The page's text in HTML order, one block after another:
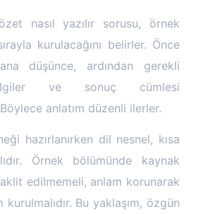
nasıl yazılır sorusu, örnek
kurulacağını belirler. Önce
düşünce, ardından gerekli
ve sonuç cümlesi
Böylece anlatım düzenli ilerler.
hazırlanırken dil nesnel, kısa
Örnek bölümünde kaynak
edilmemeli, anlam korunarak
kurulmalıdır. Bu yaklaşım, özgün